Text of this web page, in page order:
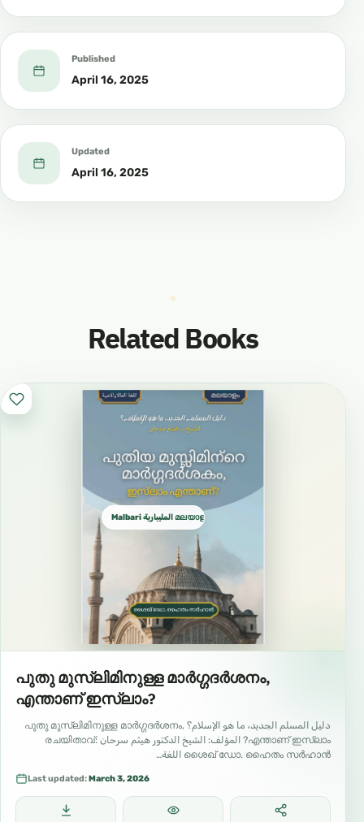
Published
April 16, 2025
Updated
April 16, 2025
Related Books
പുതു മുസ്ലിമിനുള്ള മാർഗ്ഗദർശനം,
എന്താണ് ഇസ്‌ലാം?
دليل المسلم الجديد، ما هو الإسلام؟ പുതു മുസ്ലിമിനുള്ള മാർഗ്ഗദർശനം,
എന്താണ് ഇസ്‌ലാം? المؤلف: الشيخ الدكتور هيثم سرحان രചയിതാവ്:
ശൈഖ് ഡോ. ഹൈതം സർഹാൻ اللغة…
Last updated:March 3, 2026